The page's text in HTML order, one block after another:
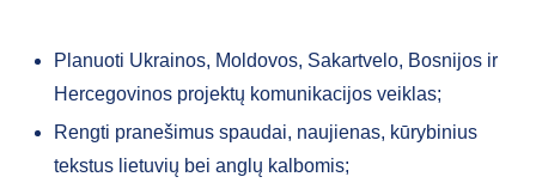
Planuoti Ukrainos, Moldovos, Sakartvelo, Bosnijos ir
Hercegovinos projektų komunikacijos veiklas;
Rengti pranešimus spaudai, naujienas, kūrybinius
tekstus lietuvių bei anglų kalbomis;